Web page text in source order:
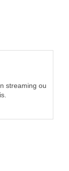
streaming ou